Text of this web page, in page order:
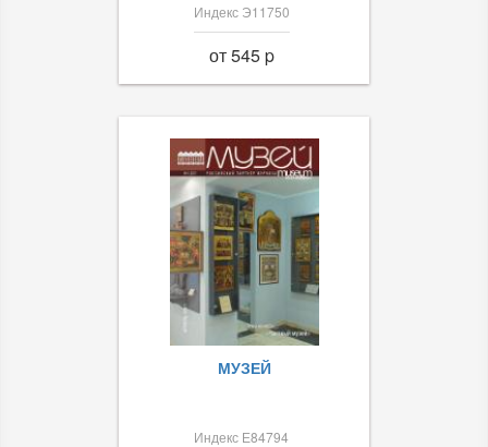
Индекс Э11750
от 545 p
МУЗЕЙ
Индекс Е84794